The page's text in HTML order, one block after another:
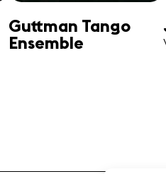
José-Daniel
Castellon